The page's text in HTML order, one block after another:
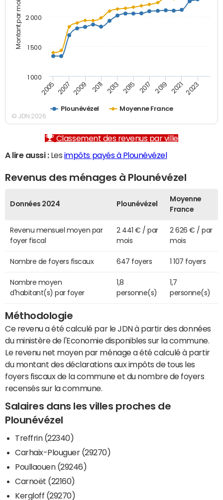
Montant par mois (€)
Plounévézel Moyenne France
2005 2007 2009 2011 2013 2015 2017 2019 2021 2023
1 000
1 500
2 000
© JDN 2026
Classement des revenus par ville
A lire aussi :Les impôts payés à Plounévézel
Revenus des ménages à Plounévézel
Données 2024 Plounévézel
Moyenne
France
Revenu mensuel moyen par
foyer fiscal
2 441 € / par
mois
2 626 € / par
mois
Nombre de foyers fiscaux 647 foyers 1 107 foyers
Nombre moyen
d'habitant(s) par foyer
1,8
personne(s)
1,7
personne(s)
Méthodologie
Ce revenu a été calculé par le JDN à partir des données
du ministère de l'Economie disponibles sur la commune.
Le revenu net moyen par ménage a été calculé à partir
du montant des déclarations aux impôts de tous les
foyers fiscaux de la commune et du nombre de foyers
recensés sur la commune.
Salaires dans les villes proches de
Plounévézel
Treffrin (22340)
Carhaix-Plouguer (29270)
Poullaouen (29246)
Carnoët (22160)
Kergloff (29270)